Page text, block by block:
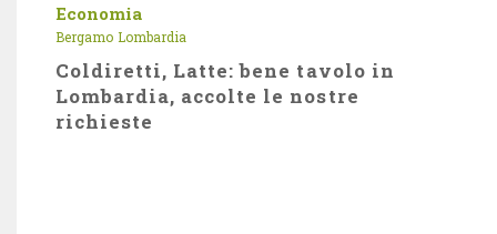
Economia
Bergamo Lombardia
Coldiretti, Latte: bene tavolo in
Lombardia, accolte le nostre
richieste